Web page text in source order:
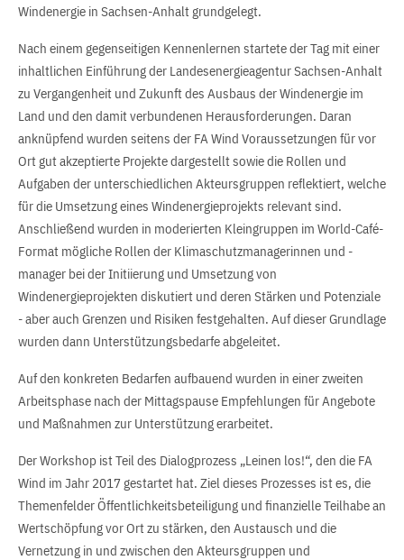
Windenergie in Sachsen-Anhalt grundgelegt.
Nach einem gegenseitigen Kennenlernen startete der Tag mit einer
inhaltlichen Einführung der Landesenergieagentur Sachsen-Anhalt
zu Vergangenheit und Zukunft des Ausbaus der Windenergie im
Land und den damit verbundenen Herausforderungen. Daran
anknüpfend wurden seitens der FA Wind Voraussetzungen für vor
Ort gut akzeptierte Projekte dargestellt sowie die Rollen und
Aufgaben der unterschiedlichen Akteursgruppen reflektiert, welche
für die Umsetzung eines Windenergieprojekts relevant sind.
Anschließend wurden in moderierten Kleingruppen im World-Café-
Format mögliche Rollen der Klimaschutzmanagerinnen und -
manager bei der Initiierung und Umsetzung von
Windenergieprojekten diskutiert und deren Stärken und Potenziale
- aber auch Grenzen und Risiken festgehalten. Auf dieser Grundlage
wurden dann Unterstützungsbedarfe abgeleitet.
Auf den konkreten Bedarfen aufbauend wurden in einer zweiten
Arbeitsphase nach der Mittagspause Empfehlungen für Angebote
und Maßnahmen zur Unterstützung erarbeitet.
Der Workshop ist Teil des Dialogprozess „Leinen los!“, den die FA
Wind im Jahr 2017 gestartet hat. Ziel dieses Prozesses ist es, die
Themenfelder Öffentlichkeitsbeteiligung und finanzielle Teilhabe an
Wertschöpfung vor Ort zu stärken, den Austausch und die
Vernetzung in und zwischen den Akteursgruppen und